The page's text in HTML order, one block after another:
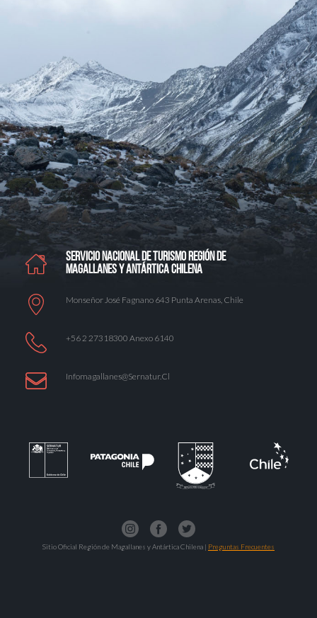
SERVICIO NACIONAL DE TURISMO REGIÓN DE
MAGALLANES Y ANTÁRTICA CHILENA
Monseñor José Fagnano 643 Punta Arenas, Chile
+56 2 27318300 Anexo 6140
Infomagallanes@Sernatur.cl
Sitio Oficial Región de Magallanes y Antártica Chilena | Preguntas Frecuentes